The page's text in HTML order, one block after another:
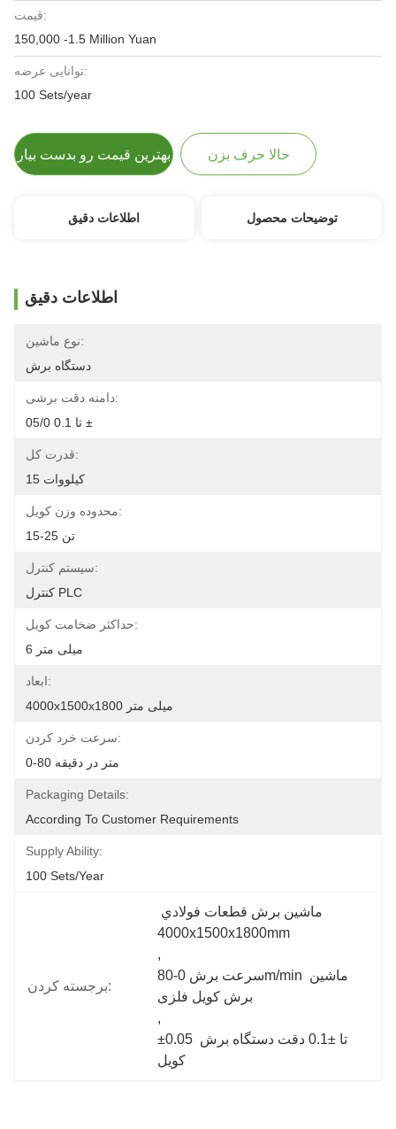
قیمت:
150,000 -1.5 Million Yuan
توانایی عرضه:
100 Sets/year
بهترین قیمت رو بدست بیار حالا حرف بزن
اطلاعات دقیق توضیحات محصول
اطلاعات دقیق
نوع ماشین:
دستگاه برش
دامنه دقت برشی:
05/0 تا 0.1 ±
قدرت کل:
15 کیلووات
محدوده وزن کویل:
15-25 تن
سیستم کنترل:
کنترل PLC
حداکثر ضخامت کویل:
6 میلی متر
ابعاد:
4000x1500x1800 میلی متر
سرعت خرد کردن:
0-80 متر در دقیقه
Packaging Details:
According To Customer Requirements
Supply Ability:
100 Sets/year
برجسته کردن:
4000x1500x1800mm
,
سرعت برش 0-80m/min ماشین
برش کویل فلزی
,
±0.05 تا ±0.1 دقت دستگاه برش
کویل